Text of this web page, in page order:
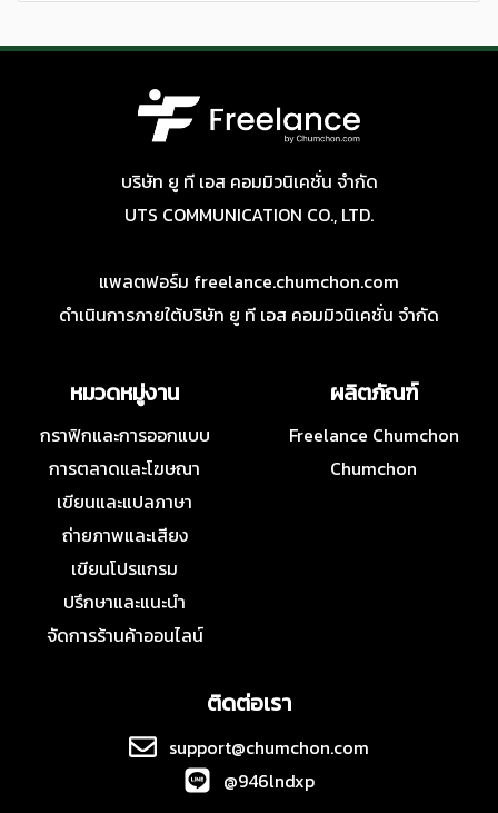
บริษัท ยู ที เอส คอมมิวนิเคชั่น จำกัด
UTS COMMUNICATION CO., LTD.
แพลตฟอร์ม freelance.chumchon.com
ดำเนินการภายใต้บริษัท ยู ที เอส คอมมิวนิเคชั่น จำกัด
หมวดหมู่งาน
กราฟิกและการออกแบบ
การตลาดและโฆษณา
เขียนและแปลภาษา
ถ่ายภาพและเสียง
เขียนโปรแกรม
ปรึกษาและแนะนำ
จัดการร้านค้าออนไลน์
ผลิตภัณฑ์
Freelance Chumchon
Chumchon
ติดต่อเรา
support@chumchon.com
@946lndxp